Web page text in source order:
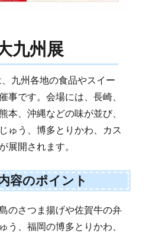
九州展
九州各地の食品やスイー
事です。会場には、長崎、
本、沖縄などの味が並び、
ゅう、博多とりかわ、カス
展開されます。
容のポイント
のさつま揚げや佐賀牛の弁
う、福岡の博多とりかわ、